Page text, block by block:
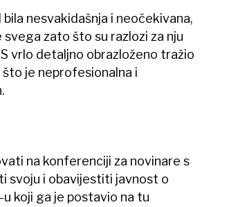
nesvakidašnja i neočekivana,
zato što su razlozi za nju
vrlo detaljno obrazloženo tražio
je neprofesionalna i
na konferenciji za novinare s
svoju i obavijestiti javnost o
koji ga je postavio na tu